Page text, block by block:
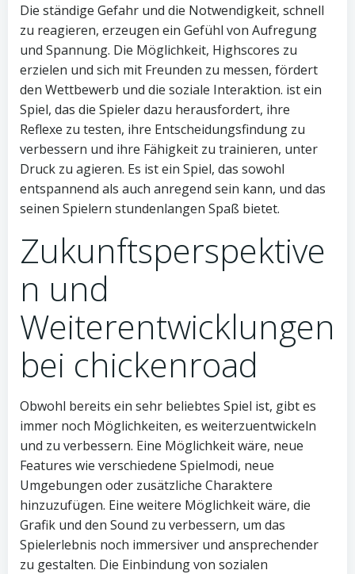
Die ständige Gefahr und die Notwendigkeit, schnell
zu reagieren, erzeugen ein Gefühl von Aufregung
und Spannung. Die Möglichkeit, Highscores zu
erzielen und sich mit Freunden zu messen, fördert
den Wettbewerb und die soziale Interaktion. ist ein
Spiel, das die Spieler dazu herausfordert, ihre
Reflexe zu testen, ihre Entscheidungsfindung zu
verbessern und ihre Fähigkeit zu trainieren, unter
Druck zu agieren. Es ist ein Spiel, das sowohl
entspannend als auch anregend sein kann, und das
seinen Spielern stundenlangen Spaß bietet.
Zukunftsperspektive
n und
Weiterentwicklungen
bei chickenroad
Obwohl bereits ein sehr beliebtes Spiel ist, gibt es
immer noch Möglichkeiten, es weiterzuentwickeln
und zu verbessern. Eine Möglichkeit wäre, neue
Features wie verschiedene Spielmodi, neue
Umgebungen oder zusätzliche Charaktere
hinzuzufügen. Eine weitere Möglichkeit wäre, die
Grafik und den Sound zu verbessern, um das
Spielerlebnis noch immersiver und ansprechender
zu gestalten. Die Einbindung von sozialen